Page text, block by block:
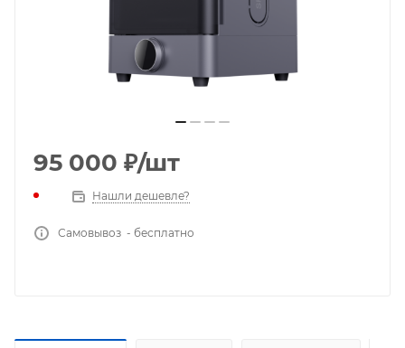
95 000 ₽/шт
Нашли дешевле?
Самовывоз - бесплатно